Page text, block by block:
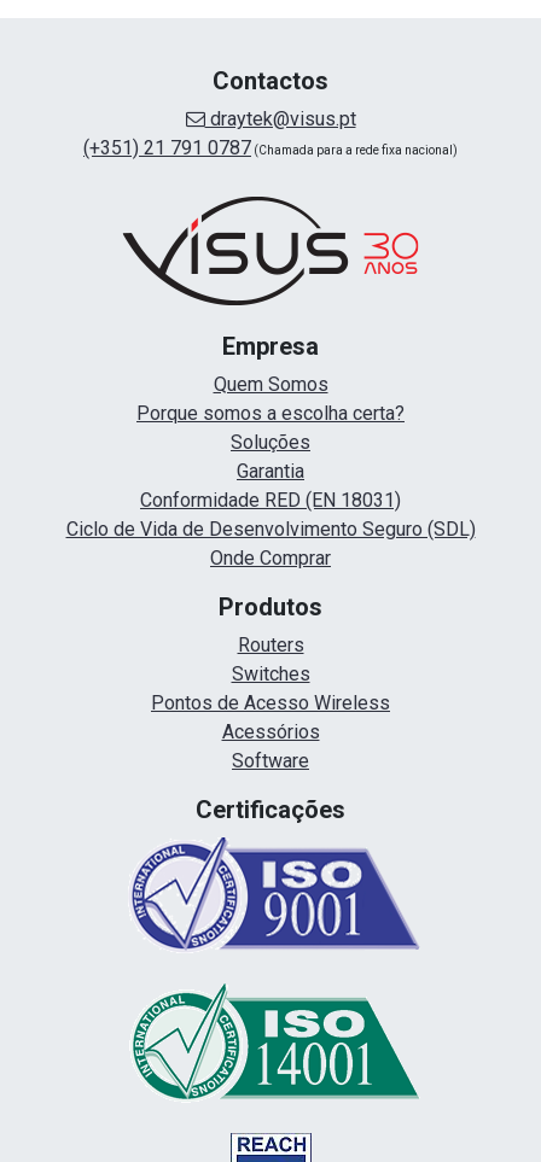
Contactos
draytek@visus.pt
(+351) 21 791 0787 (Chamada para a rede fixa nacional)
Empresa
Quem Somos
Porque somos a escolha certa?
Soluções
Garantia
Conformidade RED (EN 18031)
Ciclo de Vida de Desenvolvimento Seguro (SDL)
Onde Comprar
Produtos
Routers
Switches
Pontos de Acesso Wireless
Acessórios
Software
Certificações